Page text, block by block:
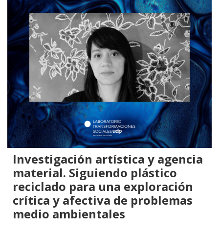
Investigación artística y agencia
material. Siguiendo plástico
reciclado para una exploración
crítica y afectiva de problemas
medio ambientales